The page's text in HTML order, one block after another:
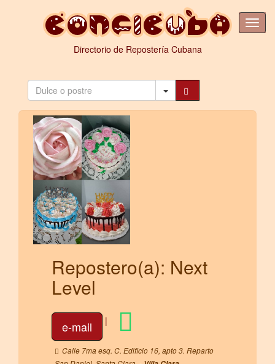
Directorio de Repostería Cubana
Repostero(a): Next
Level
e-mail |
Calle 7ma esq. C. Edificio 16, apto 3. Reparto